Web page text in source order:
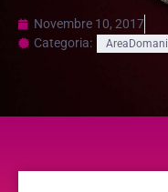
Novembre 10, 2017
Categoria:
AreaDomani